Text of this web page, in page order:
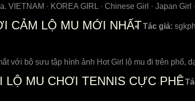
VIETNAM · KOREA GIRL · Chinese Girl · Japan
CẢM LỘ MU MỚI NHẤTTác giả:
với bộ sưu tập hình ảnh Hot Girl lộ mu đi trên phố,
LỘ MU CHƠI TENNIS CỰC PHÊ